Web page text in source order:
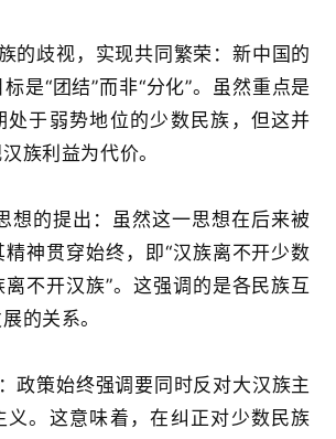
的歧视，实现共同繁荣 ：新中国的
标是“ 团结”而非“分化”。虽然重点是
处于弱势地位的少数民族，但这并
族利益为代价。
想的提出 ：虽然这一思想在后来被
神贯穿始终，即“汉族离不开少数
离不开汉族”。 这强调 的是各民族互
的关系。
：政策始终强调要同时反对大汉族主
义。这意味着，在纠正对少数民族